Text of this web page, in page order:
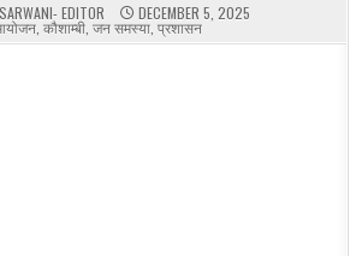
EDITOR DECEMBER 5, 2025
,कौशाम्बी,जन समस्या,प्रशासन